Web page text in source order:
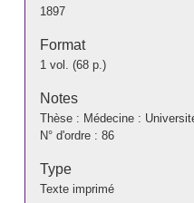
1897
Format
1 vol. (68 p.)
Notes
Thèse : Médecine :
N° d'ordre : 86
Type
Texte imprimé